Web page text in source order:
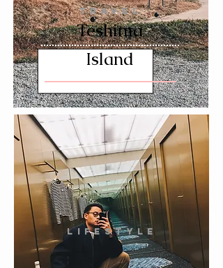
TRAVEL
Teshima
Island
LIFESTYLE